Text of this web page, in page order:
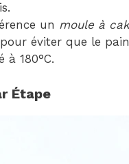
un moule à
éviter que le
180°C.
Étape